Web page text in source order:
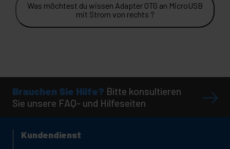
Was möchtest du wissen Adapter OTG an MicroUSB
mit Strom von rechts ?
Brauchen Sie Hilfe? Bitte konsultieren
Sie unsere FAQ- und Hilfeseiten
Kundendienst